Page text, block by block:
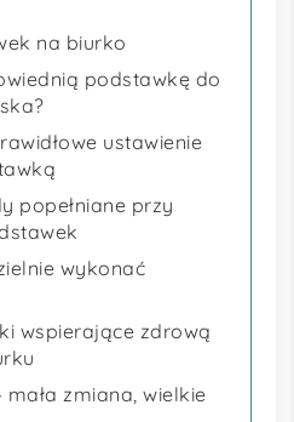
na biurko
podstawkę do
ustawienie
popełniane przy
wykonać
wspierające zdrową
zmiana, wielkie